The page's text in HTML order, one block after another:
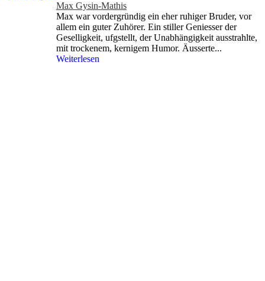
Max Gysin-Mathis
Max war vordergründig ein eher ruhiger Bruder, vor
allem ein guter Zuhörer. Ein stiller Geniesser der
Geselligkeit, ufgstellt, der Unabhängigkeit ausstrahlte,
mit trockenem, kernigem Humor. Äusserte...
Weiterlesen